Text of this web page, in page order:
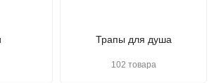
Трапы для душа
102 товара